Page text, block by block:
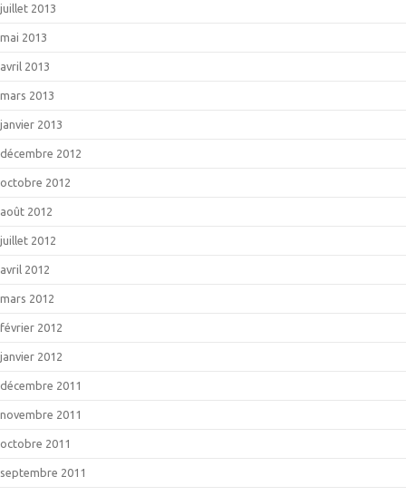
juillet 2013
mai 2013
avril 2013
mars 2013
janvier 2013
décembre 2012
octobre 2012
août 2012
juillet 2012
avril 2012
mars 2012
février 2012
janvier 2012
décembre 2011
novembre 2011
octobre 2011
septembre 2011